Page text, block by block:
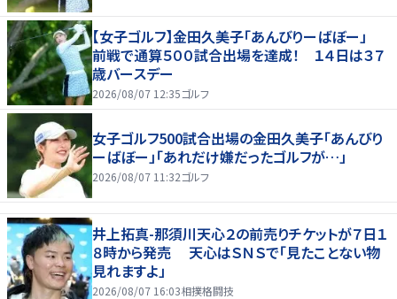
【女子ゴルフ】金田久美子「あんびりーばぼー」
前戦で通算５００試合出場を達成！ １４日は３７
歳バースデー
2026/08/07 12:35ゴルフ
女子ゴルフ500試合出場の金田久美子「あんびり
ーばぼー」「あれだけ嫌だったゴルフが…」
2026/08/07 11:32ゴルフ
井上拓真-那須川天心２の前売りチケットが７日１
８時から発売 天心はＳＮＳで「見たことない物
見れますよ」
2026/08/07 16:03相撲格闘技